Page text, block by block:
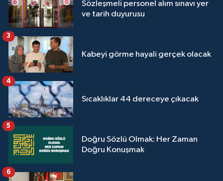
Sözleşmeli personel alım sınavı yer
ve tarih duyurusu
Kabeyi görme hayali gerçek olacak
3
Sıcaklıklar 44 dereceye çıkacak
4
Doğru Sözlü Olmak: Her Zaman
Doğru Konuşmak
5
6